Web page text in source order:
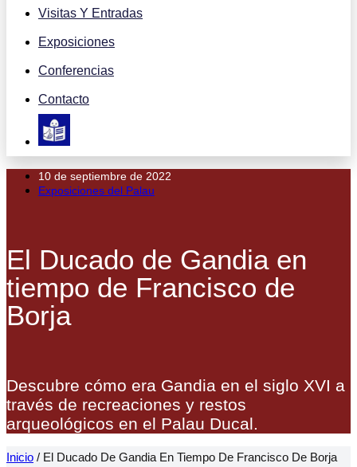
Visitas Y Entradas
Exposiciones
Conferencias
Contacto
10 de septiembre de 2022
Exposiciones del Palau
El Ducado de Gandia en
tiempo de Francisco de
Borja
Descubre cómo era Gandia en el siglo XVI a
través de recreaciones y restos
arqueológicos en el Palau Ducal.
Inicio / El Ducado De Gandia En Tiempo De Francisco De Borja